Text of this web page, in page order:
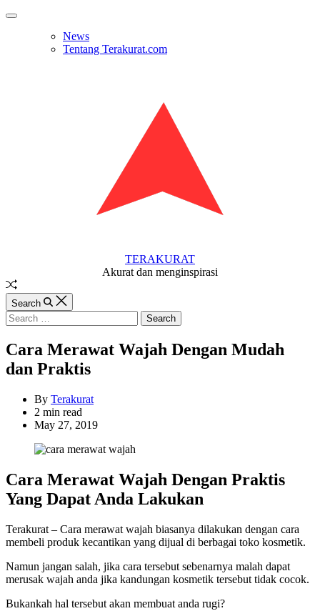
Skip
Off
News
Tentang Terakurat.com
TERAKURAT
Akurat dan menginspirasi
Random
Article
Search
Search
for:
Cara Merawat Wajah Dengan Mudah
dan Praktis
By Terakurat
Estimated
read
2 min read
May 27, 2019
Cara Merawat Wajah Dengan Praktis
Yang Dapat Anda Lakukan
Terakurat – Cara merawat wajah biasanya dilakukan dengan cara
membeli produk kecantikan yang dijual di berbagai toko kosmetik.
Namun jangan salah, jika cara tersebut sebenarnya malah dapat
merusak wajah anda jika kandungan kosmetik tersebut tidak cocok.
Bukankah hal tersebut akan membuat anda rugi?